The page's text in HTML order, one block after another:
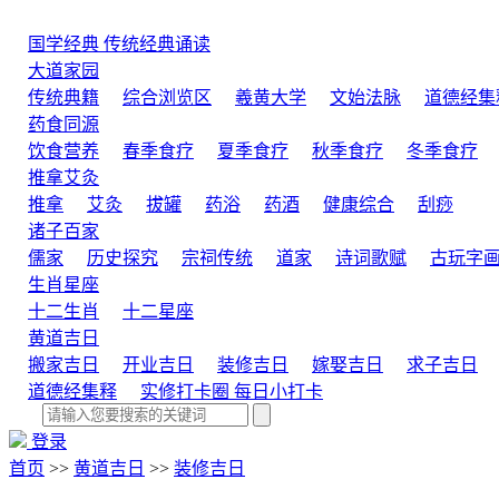
国学经典 传统经典诵读
大道家园
传统典籍
综合浏览区 羲黄大学 文始法脉
道德经集
药食同源
饮食营养
春季食疗 夏季食疗 秋季食疗 冬季食疗
推拿艾灸
推拿
艾灸 拔罐 药浴 药酒 健康综合
刮痧
诸子百家
儒家
历史探究 宗祠传统 道家 诗词歌赋 古玩字画
生肖星座
十二生肖
十二星座
黄道吉日
搬家吉日
开业吉日 装修吉日 嫁娶吉日
求子吉日
道德经集释
实修打卡圈 每日小打卡
登录
首页 >> 黄道吉日 >> 装修吉日